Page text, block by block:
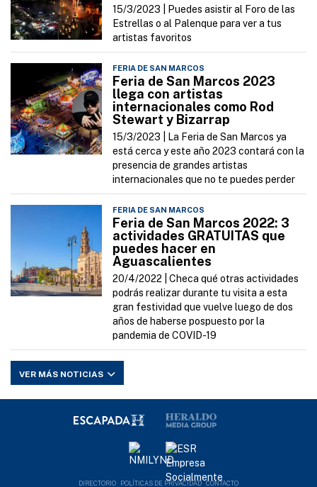
15/3/2023 |
Puedes asistir al Foro de las
Estrellas o al Palenque para ver a tus
artistas favoritos
FERIA DE SAN MARCOS
Feria de San Marcos 2023
llega con artistas
internacionales como Rod
Stewart y Bizarrap
15/3/2023 |
La Feria de San Marcos ya
está cerca y este año 2023 contará con la
presencia de grandes artistas
internacionales que no te puedes perder
FERIA DE SAN MARCOS
Feria de San Marcos 2022: 3
actividades GRATUITAS que
puedes hacer en
Aguascalientes
20/4/2022 |Checa qué otras actividades
podrás realizar durante tu visita a esta
gran festividad que vuelve luego de dos
años de haberse pospuesto por la
pandemia de COVID-19
VER MÁS NOTICIAS
DIRECTORIO POLÍTICAS DE PRIVACIDAD CONTACTO